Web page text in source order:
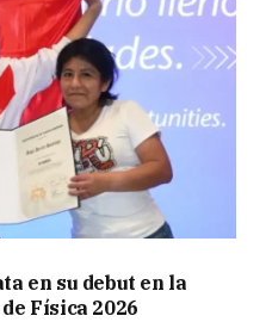
en su debut en la
Física 2026